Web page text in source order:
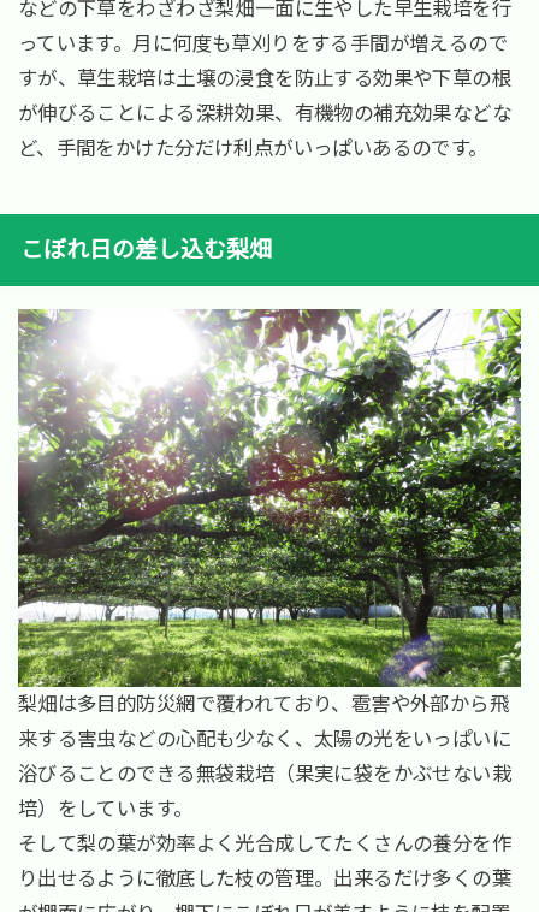
などの下草をわざわざ梨畑一面に生やした早生栽培を行
っています。月に何度も草刈りをする手間が増えるので
すが、草生栽培は土壌の浸食を防止する効果や下草の根
が伸びることによる深耕効果、有機物の補充効果などな
ど、手間をかけた分だけ利点がいっぱいあるのです。
こぼれ日の差し込む梨畑
梨畑は多目的防災網で覆われており、雹害や外部から飛
来する害虫などの心配も少なく、太陽の光をいっぱいに
浴びることのできる無袋栽培（果実に袋をかぶせない栽
培）をしています。
そして梨の葉が効率よく光合成してたくさんの養分を作
り出せるように徹底した枝の管理。出来るだけ多くの葉